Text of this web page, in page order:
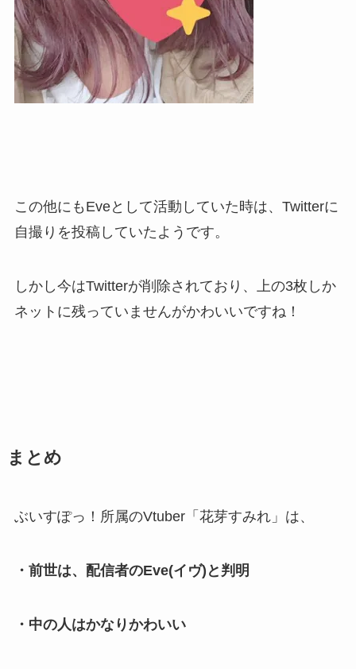
この他にもEveとして活動していた時は、Twitterに
自撮りを投稿していたようです。
しかし今はTwitterが削除されており、上の3枚しか
ネットに残っていませんがかわいいですね！
まとめ
ぶいすぽっ！所属のVtuber「花芽すみれ」は、
・前世は、配信者のEve(イヴ)と判明
・中の人はかなりかわいい